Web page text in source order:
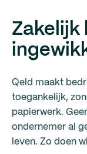
Zakelijk
Qeld maakt
toegankelijk,
papierwerk.
ondernemer al
leven. Zo doen